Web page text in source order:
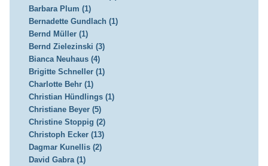
Barbara Plum (1)
Bernadette Gundlach (1)
Bernd Müller (1)
Bernd Zielezinski (3)
Bianca Neuhaus (4)
Brigitte Schneller (1)
Charlotte Behr (1)
Christian Hündlings (1)
Christiane Beyer (5)
Christine Stoppig (2)
Christoph Ecker (13)
Dagmar Kunellis (2)
David Gabra (1)